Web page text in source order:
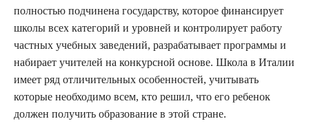
полностью подчинена государству, которое финансирует
школы всех категорий и уровней и контролирует работу
частных учебных заведений, разрабатывает программы и
набирает учителей на конкурсной основе. Школа в Италии
имеет ряд отличительных особенностей, учитывать
которые необходимо всем, кто решил, что его ребенок
должен получить образование в этой стране.